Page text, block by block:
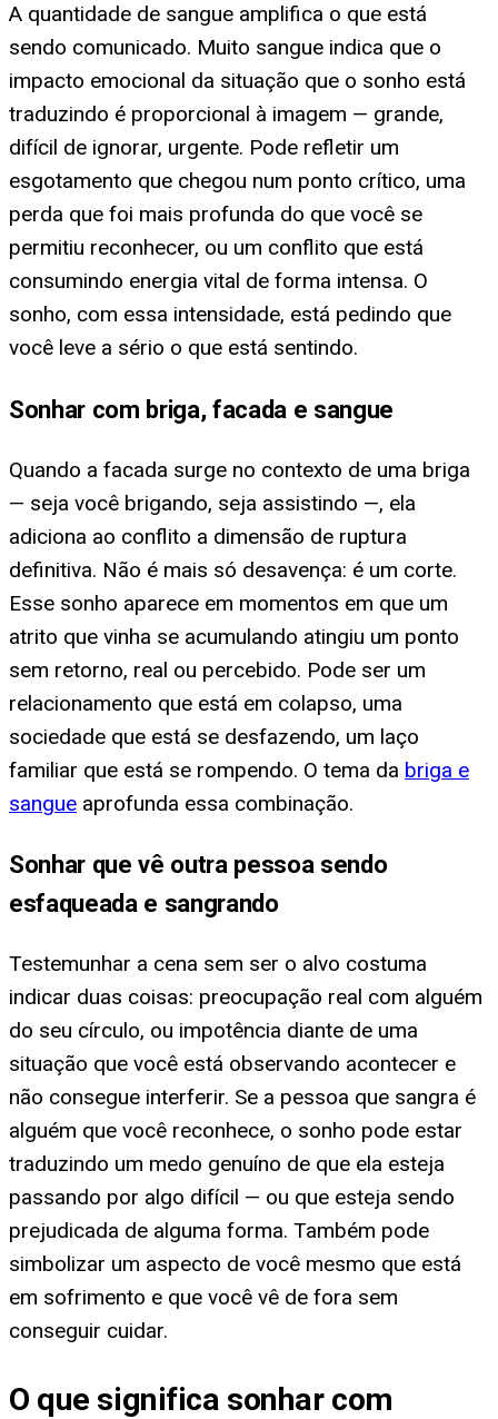
A quantidade de sangue amplifica o que está
sendo comunicado. Muito sangue indica que o
impacto emocional da situação que o sonho está
traduzindo é proporcional à imagem — grande,
difícil de ignorar, urgente. Pode refletir um
esgotamento que chegou num ponto crítico, uma
perda que foi mais profunda do que você se
permitiu reconhecer, ou um conflito que está
consumindo energia vital de forma intensa. O
sonho, com essa intensidade, está pedindo que
você leve a sério o que está sentindo.
Sonhar com briga, facada e sangue
Quando a facada surge no contexto de uma briga
— seja você brigando, seja assistindo —, ela
adiciona ao conflito a dimensão de ruptura
definitiva. Não é mais só desavença: é um corte.
Esse sonho aparece em momentos em que um
atrito que vinha se acumulando atingiu um ponto
sem retorno, real ou percebido. Pode ser um
relacionamento que está em colapso, uma
sociedade que está se desfazendo, um laço
familiar que está se rompendo. O tema da briga e
sangue aprofunda essa combinação.
Sonhar que vê outra pessoa sendo
esfaqueada e sangrando
Testemunhar a cena sem ser o alvo costuma
indicar duas coisas: preocupação real com alguém
do seu círculo, ou impotência diante de uma
situação que você está observando acontecer e
não consegue interferir. Se a pessoa que sangra é
alguém que você reconhece, o sonho pode estar
traduzindo um medo genuíno de que ela esteja
passando por algo difícil — ou que esteja sendo
prejudicada de alguma forma. Também pode
simbolizar um aspecto de você mesmo que está
em sofrimento e que você vê de fora sem
conseguir cuidar.
O que significa sonhar com